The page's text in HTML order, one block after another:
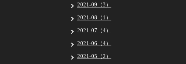
2021-09（3）
2021-08（1）
2021-07（4）
2021-06（4）
2021-05（2）